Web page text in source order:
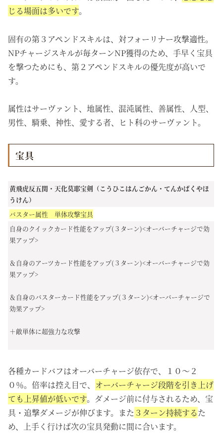
じる場面は多いです。
固有の第３アペンドスキルは、対フォーリナー攻撃適性。
NPチャージスキルが毎ターンNP獲得のため、手早く宝具
を撃つためにも、第２アペンドスキルの優先度が高いで
す。
属性はサーヴァント、地属性、混沌属性、善属性、人型、
男性、騎乗、神性、愛する者、ヒト科のサーヴァント。
宝具
黄飛虎反五関・天化莫耶宝剣（こうひこはんごかん・てんかばくやほ
うけん）
バスター属性 単体攻撃宝具
自身のクイックカード性能をアップ(３ターン)<オーバーチャージで効
果アップ>
＆自身のアーツカード性能をアップ(３ターン)<オーバーチャージで効
果アップ>
＆自身のバスターカード性能をアップ(３ターン)<オーバーチャージで
効果アップ>
＋敵単体に超強力な攻撃
各種カードバフはオーバーチャージ依存で、１０～２
０％。倍率は控え目で、 オーバーチャージ段階を引き上げ
ても上昇値が低いです。ダメージ前に付与されるため、宝
具・追撃ダメージが伸びます。また ３ターン持続するた
め、上手く行けば次の宝具発動に間に合います。